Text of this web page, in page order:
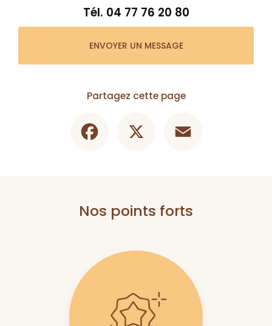
Tél. 04 77 76 20 80
ENVOYER UN MESSAGE
Partagez cette page
Nos points forts